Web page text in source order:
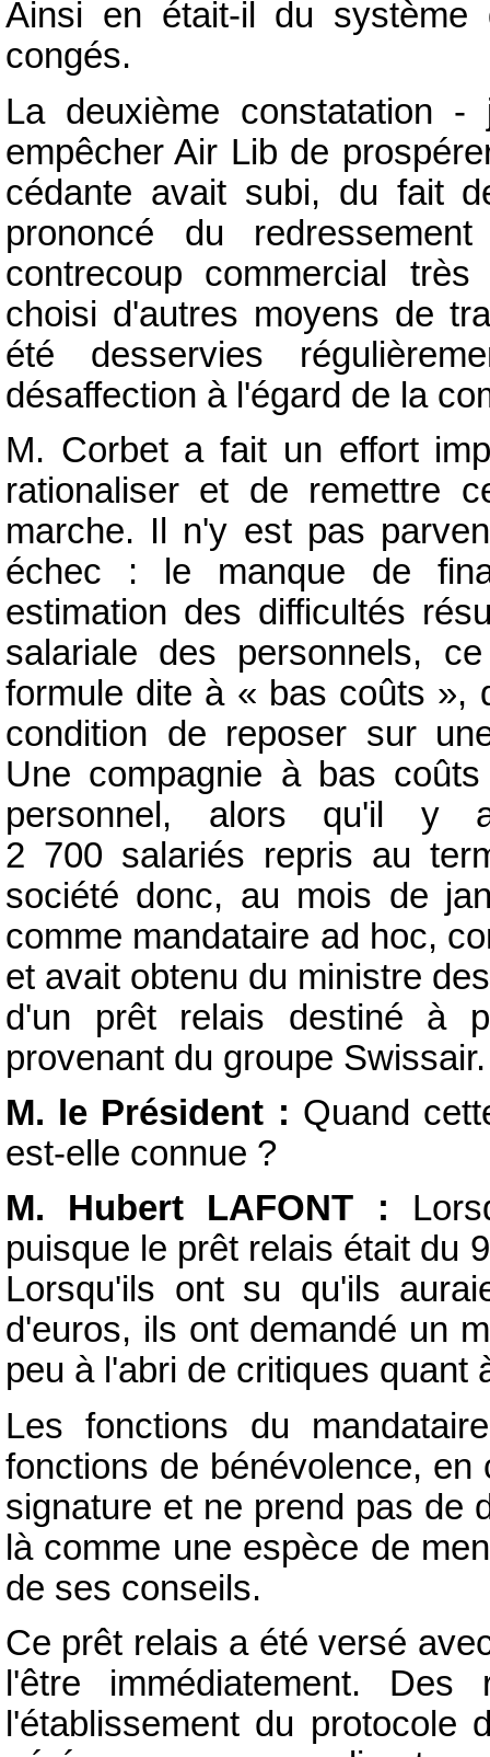
Ainsi en était-il du système
congés.
La deuxième constatation
empêcher Air Lib de
cédante avait subi, du fait
prononcé du
contrecoup commercial
choisi d'autres moyens de
été desservies
désaffection à l'égard de la
M. Corbet a fait un effort
rationaliser et de remettre
marche. Il n'y est pas
échec : le manque de
estimation des difficultés
salariale des personnels,
formule dite à « bas coûts »,
condition de reposer sur
Une compagnie à bas
personnel, alors qu'il y
2 700 salariés repris au
société donc, au mois de
comme mandataire ad hoc,
et avait obtenu du ministre
d'un prêt relais destiné à
provenant du groupe Swissair.
M. le Président : Quand
est-elle connue ?
M. Hubert LAFONT :
puisque le prêt relais était du
Lorsqu'ils ont su qu'ils
d'euros, ils ont demandé un
peu à l'abri de critiques quant
Les fonctions du
fonctions de bénévolence,
signature et ne prend pas de
là comme une espèce de
de ses conseils.
Ce prêt relais a été versé
l'être immédiatement.
l'établissement du